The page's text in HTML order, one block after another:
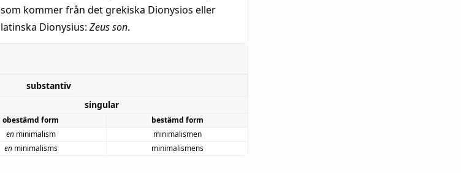
som kommer från det grekiska Dionysios eller
latinska Dionysius: Zeus son.
substantiv
singular
obestämd form
bestämd form
enminimalism
minimalismen
enminimalisms minimalismens